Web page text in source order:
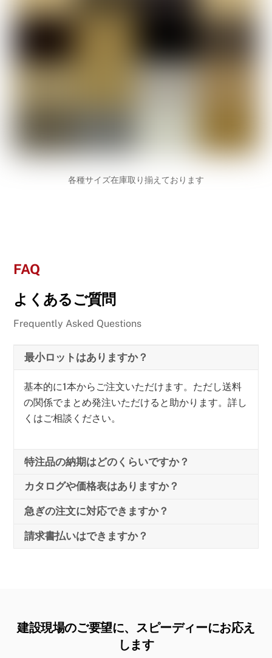
各種サイズ在庫取り揃えております
FAQ
よくあるご質問
Frequently Asked Questions
最小ロットはありますか？
基本的に1本からご注文いただけます。ただし送料
の関係でまとめ発注いただけると助かります。詳し
くはご相談ください。
特注品の納期はどのくらいですか？
カタログや価格表はありますか？
急ぎの注文に対応できますか？
請求書払いはできますか？
建設現場のご要望に、スピーディーにお応え
します